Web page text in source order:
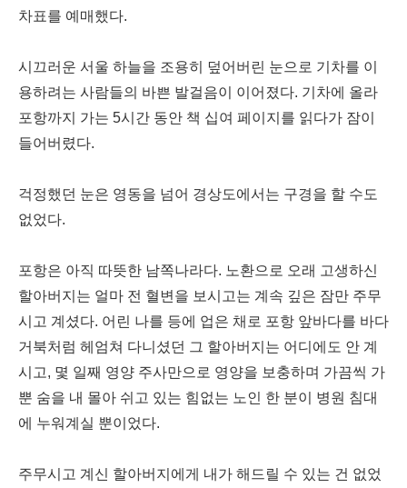
차표를 예매했다.
시끄러운 서울 하늘을 조용히 덮어버린 눈으로 기차를 이
용하려는 사람들의 바쁜 발걸음이 이어졌다. 기차에 올라
포항까지 가는 5시간 동안 책 십여 페이지를 읽다가 잠이
들어버렸다.
걱정했던 눈은 영동을 넘어 경상도에서는 구경을 할 수도
없었다.
포항은 아직 따뜻한 남쪽나라다. 노환으로 오래 고생하신
할아버지는 얼마 전 혈변을 보시고는 계속 깊은 잠만 주무
시고 계셨다. 어린 나를 등에 업은 채로 포항 앞바다를 바다
거북처럼 헤엄쳐 다니셨던 그 할아버지는 어디에도 안 계
시고, 몇 일째 영양 주사만으로 영양을 보충하며 가끔씩 가
뿐 숨을 내 몰아 쉬고 있는 힘없는 노인 한 분이 병원 침대
에 누워계실 뿐이었다.
주무시고 계신 할아버지에게 내가 해드릴 수 있는 건 없었